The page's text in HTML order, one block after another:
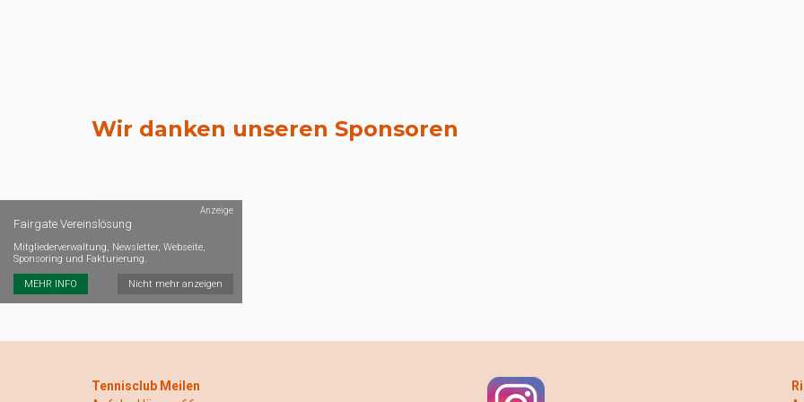
Wir danken unseren Sponsoren
Tennisclub Meilen
Anzeige
Fairgate Vereinslösung
Mitgliederverwaltung, Newsletter, Webseite,
Sponsoring und Fakturierung.
MEHR INFO Nicht mehr anzeigen